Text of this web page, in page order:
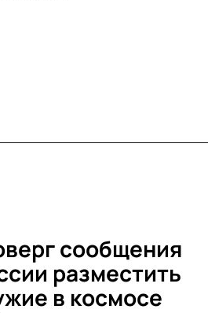
сообщения
разместить
в космосе